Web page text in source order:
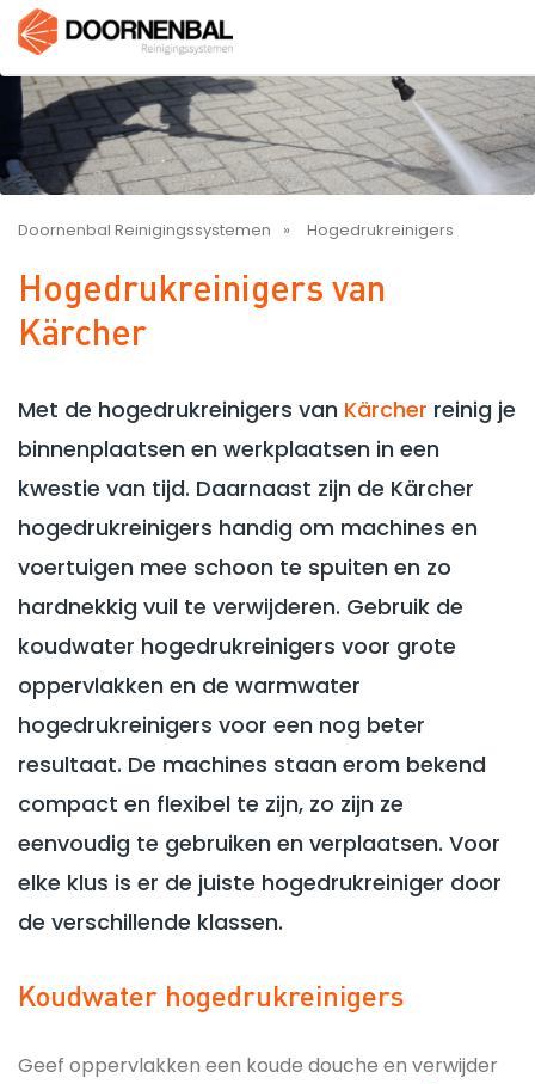
Doornenbal Reinigingssystemen Hogedrukreinigers
Hogedrukreinigers van
Kärcher
Met de hogedrukreinigers van Kärcher reinig je
binnenplaatsen en werkplaatsen in een
kwestie van tijd. Daarnaast zijn de Kärcher
hogedrukreinigers handig om machines en
voertuigen mee schoon te spuiten en zo
hardnekkig vuil te verwijderen. Gebruik de
koudwater hogedrukreinigers voor grote
oppervlakken en de warmwater
hogedrukreinigers voor een nog beter
resultaat. De machines staan erom bekend
compact en flexibel te zijn, zo zijn ze
eenvoudig te gebruiken en verplaatsen. Voor
elke klus is er de juiste hogedrukreiniger door
de verschillende klassen.
Koudwater hogedrukreinigers
Geef oppervlakken een koude douche en verwijder